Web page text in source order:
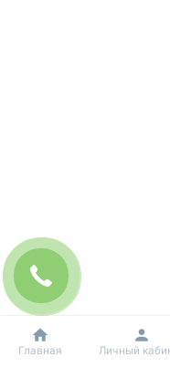
Добробут
Главная Личный